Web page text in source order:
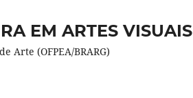
EM ARTES VISUAIS
Arte (OFPEA/BRARG)